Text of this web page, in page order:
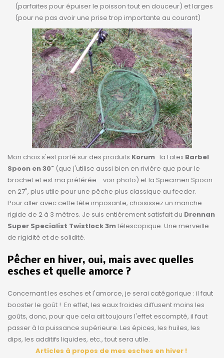
(parfaites pour épuiser le poisson tout en douceur) et larges
(pour ne pas avoir une prise trop importante au courant)
Mon choix s'est porté sur des produits Korum : la Latex Barbel
Spoon en 30" (que j'utilise aussi bien en rivière que pour le
brochet et est ma préférée - voir photo) et la Specimen Spoon
en 27", plus utile pour une pêche plus classique au feeder.
Pour aller avec cette tête imposante, choisissez un manche
rigide de 2 à 3 mètres. Je suis entièrement satisfait du Drennan
Super Specialist Twistlock 3mtélescopique. Une merveille
de rigidité et de solidité.
Pêcher en hiver, oui, mais avec quelles
esches et quelle amorce ?
Concernant les esches et l'amorce, je serai catégorique : il faut
booster le goût ! En effet, les eaux froides diffusent moins les
goûts, donc, pour que cela ait toujours l'effet escompté, il faut
passer à la puissance supérieure. Les épices, les huiles, les
dips, les additifs liquides, etc., tout sera utile.
Articles à propos de mes esches en hiver !